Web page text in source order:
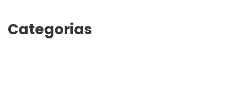
Categoria